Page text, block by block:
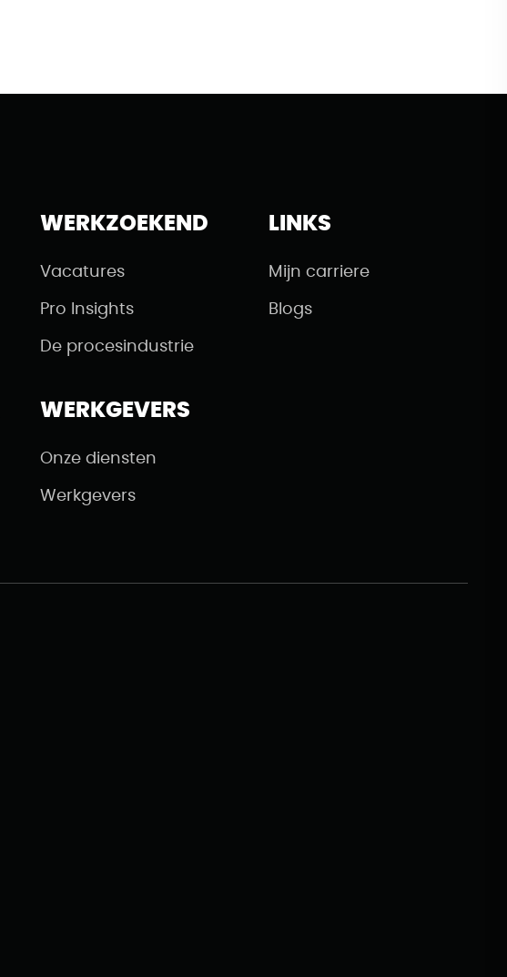
WERKZOEKEND
Vacatures
Pro Insights
De procesindustrie
WERKGEVERS
Onze diensten
Werkgevers
LINKS
Mijn carriere
Blogs